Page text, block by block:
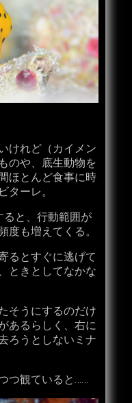
けれど（カイメン
のや、底生動物を
ほとんど食事に時
ターレ。
と、行動範囲が
度も増えてくる。
るとすぐに逃げて
ときとしてなかな
そうにするのだけ
あるらしく、右に
ろうとしないミナ
つ観ていると……